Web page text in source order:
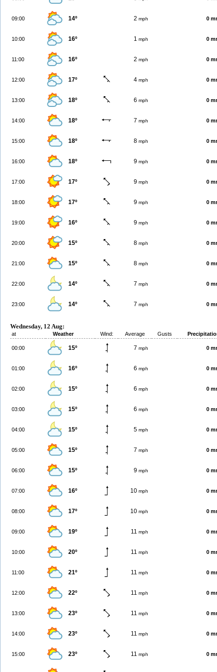
09:00 14º 2 mph 0
10:00 16º 1 mph 0
11:00 16º 2 mph 0
12:00 17º 4 mph 0
13:00 18º 6 mph 0
14:00 18º 7 mph 0
15:00 18º 8 mph 0
16:00 18º 9 mph 0
17:00 17º 9 mph 0
18:00 17º 9 mph 0
19:00 16º 9 mph 0
20:00 15º 8 mph 0
21:00 15º 8 mph 0
22:00 14º 7 mph 0
23:00 14º 7 mph 0
Wednesday, 12 Aug:
at Weather Wind: Average Gusts
00:00 15º 7 mph 0
01:00 16º 6 mph 0
02:00 15º 6 mph 0
03:00 15º 6 mph 0
04:00 15º 5 mph 0
05:00 15º 7 mph 0
06:00 15º 9 mph 0
07:00 16º 10 mph 0
08:00 17º 10 mph 0
09:00 19º 11 mph 0
10:00 20º 11 mph 0
11:00 21º 11 mph 0
12:00 22º 11 mph 0
13:00 23º 11 mph 0
14:00 23º 11 mph 0
15:00 23º 11 mph 0